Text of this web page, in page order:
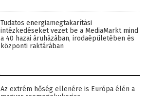
Tudatos energiamegtakarítási
intézkedéseket vezet be a MediaMarkt mind
a 40 hazai áruházában, irodaépületében és
központi raktárában
Az extrém hőség ellenére is Európa élén a